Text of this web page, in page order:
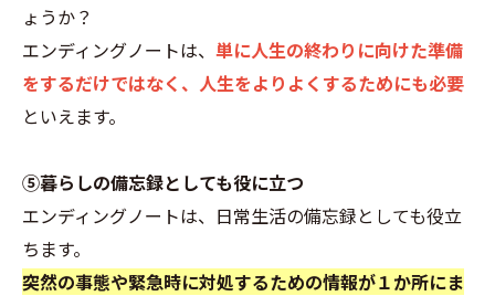
ょうか？
エンディングノートは、 単に人生の終わりに向けた準備
をするだけではなく、人生をよりよくするためにも必要
といえます。
⑤暮らしの備忘録としても役に立つ
エンディングノートは、日常生活の備忘録としても役立
ちます。
突然の事態や緊急時に対処するための情報が１か所にま